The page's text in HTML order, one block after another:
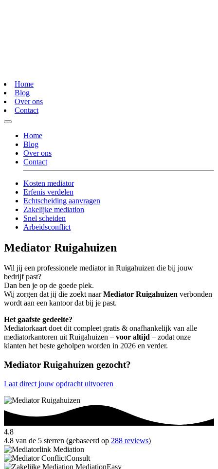
Home
Blog
Over ons
Contact
Home
Blog
Over ons
Contact
Kosten mediator
Erfenis verdelen
Echtscheiding aanvragen
Zakelijke mediation
Snel scheiden
Arbeidsconflict
Mediator Ruigahuizen
Wil jij een professionele mediator in Ruigahuizen die bij jouw
bedrijf past?
Dan ben je op de goede plek.
Wij zorgen dat jij die zoekt naarMediator Ruigahuizen verbonden
wordt aan een kantoor dat bij je past.
Het gaafste gedeelte?
Mediatorkaart doet dit compleet gratis & onafhankelijk van alle
mediatorkantoren uit Ruigahuizen – voor altijd – zodat onze
klanten het beste geholpen worden in 2026 en verder.
Mediator Ruigahuizen gezocht?
Laat direct jouw opdracht uitvoeren
4.8
4.8 van de 5 sterren (gebaseerd op 288 reviews)